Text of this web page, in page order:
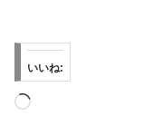
いいね:
読